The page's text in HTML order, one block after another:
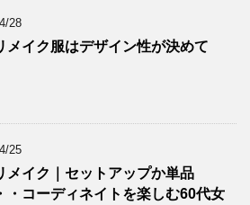
28
メイク服はデザイン性が決めて
25
メイク｜セットアップか単品
・コーディネイトを楽しむ60代女